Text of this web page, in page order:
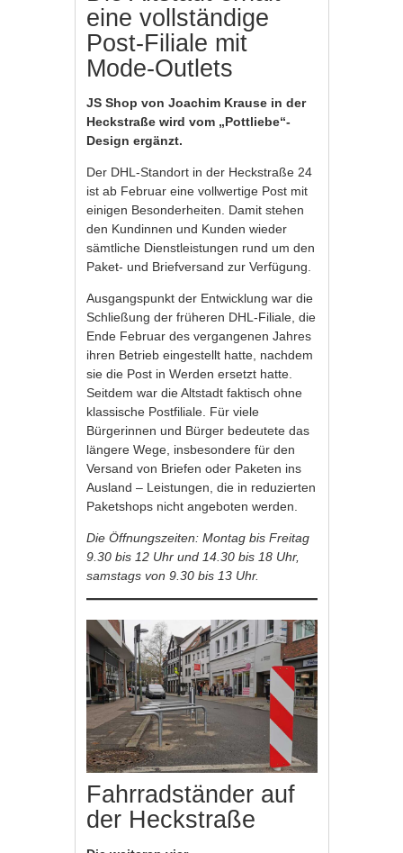
eine vollständige
Post-Filiale mit
Mode-Outlets
JS Shop von Joachim Krause in der
Heckstraße wird vom „Pottliebe“-
Design ergänzt.
Der DHL-Standort in der Heckstraße 24
ist ab Februar eine vollwertige Post mit
einigen Besonderheiten. Damit stehen
den Kundinnen und Kunden wieder
sämtliche Dienstleistungen rund um den
Paket- und Briefversand zur Verfügung.
Ausgangspunkt der Entwicklung war die
Schließung der früheren DHL-Filiale, die
Ende Februar des vergangenen Jahres
ihren Betrieb eingestellt hatte, nachdem
sie die Post in Werden ersetzt hatte.
Seitdem war die Altstadt faktisch ohne
klassische Postfiliale. Für viele
Bürgerinnen und Bürger bedeutete das
längere Wege, insbesondere für den
Versand von Briefen oder Paketen ins
Ausland – Leistungen, die in reduzierten
Paketshops nicht angeboten werden.
Die Öffnungszeiten: Montag bis Freitag
9.30 bis 12 Uhr und 14.30 bis 18 Uhr,
samstags von 9.30 bis 13 Uhr.
Fahrradständer auf
der Heckstraße